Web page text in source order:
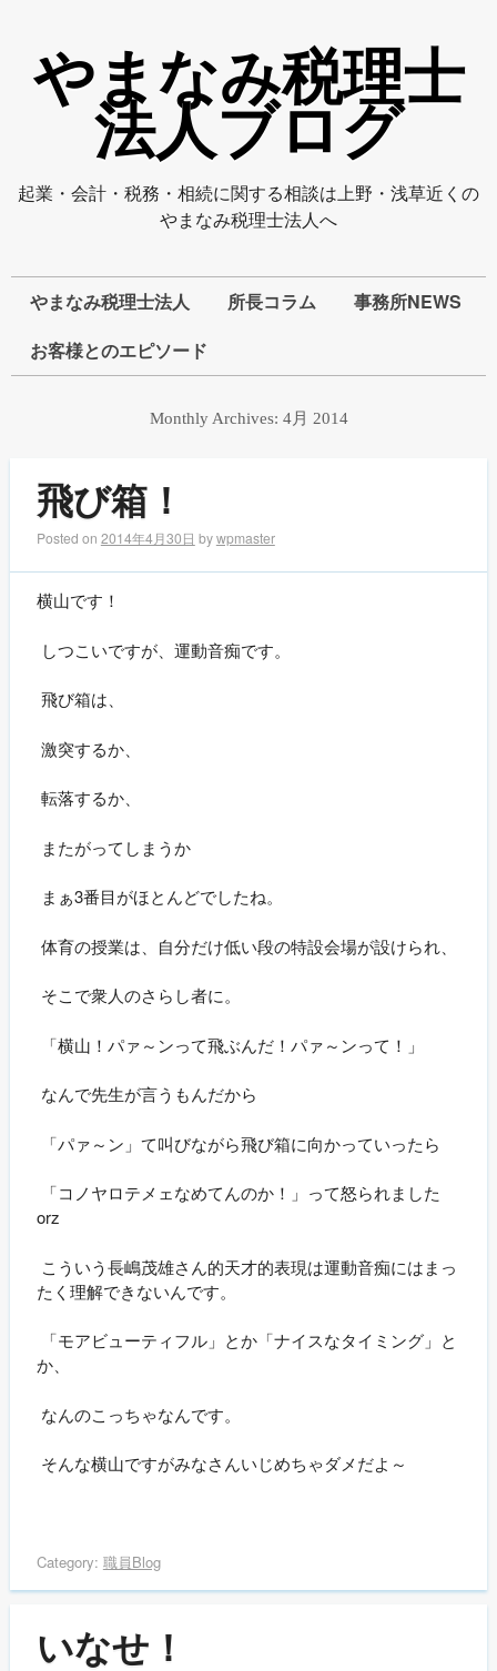
やまなみ税理士
法人ブログ
起業・会計・税務・相続に関する相談は上野・浅草近くの
やまなみ税理士法人へ
やまなみ税理士法人 所長コラム
事務所NEWS
お客様とのエピソード
Monthly Archives: 4月 2014
飛び箱！
Posted on 2014年4月30日 bywpmaster
横山です！
しつこいですが、運動音痴です。
飛び箱は、
激突するか、
転落するか、
またがってしまうか
まぁ3番目がほとんどでしたね。
体育の授業は、自分だけ低い段の特設会場が設けられ、
そこで衆人のさらし者に。
「横山！パァ～ンって飛ぶんだ！パァ～ンって！」
なんで先生が言うもんだから
「パァ～ン」て叫びながら飛び箱に向かっていったら
「コノヤロテメェなめてんのか！」って怒られました
orz
こういう長嶋茂雄さん的天才的表現は運動音痴にはまっ
たく理解できないんです。
「モアビューティフル」とか「ナイスなタイミング」と
か、
なんのこっちゃなんです。
そんな横山ですがみなさんいじめちゃダメだよ～
Category: 職員Blog
いなせ！